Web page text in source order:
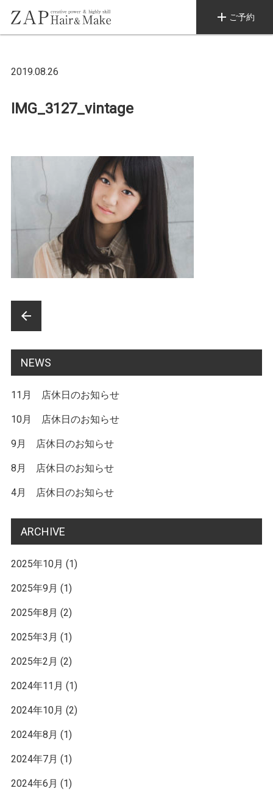
add ご予約
2019.08.26
IMG_3127_vintage
前
後
の
記
事
へ
の
リ
ン
arrow_back
NEWS
11月 店休日のお知らせ
10月 店休日のお知らせ
9月 店休日のお知らせ
8月 店休日のお知らせ
4月 店休日のお知らせ
ARCHIVE
2025年10月 (1)
2025年9月 (1)
2025年8月 (2)
2025年3月 (1)
2025年2月 (2)
2024年11月 (1)
2024年10月 (2)
2024年8月 (1)
2024年7月 (1)
2024年6月 (1)